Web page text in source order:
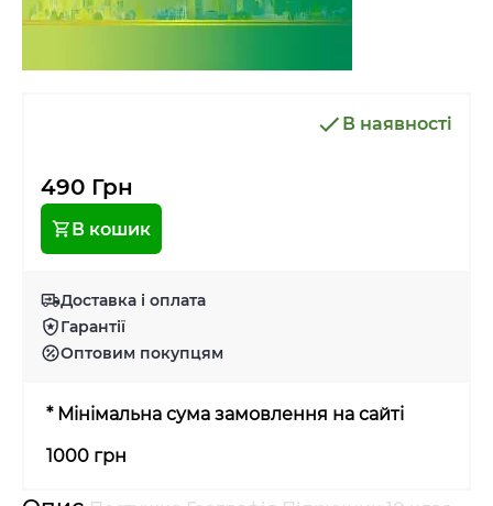
В наявності
490 Грн
В кошик
Доставка і оплата
Гарантії
Оптовим покупцям
* Мінімальна сума замовлення на сайті
1000 грн